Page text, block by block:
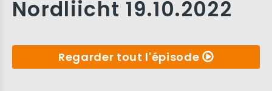
Nordliicht 19.10.2022
Regarder tout l'épisode